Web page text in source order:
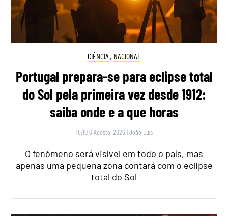
CIÊNCIA , NACIONAL
Portugal prepara-se para eclipse total
do Sol pela primeira vez desde 1912:
saiba onde e a que horas
15:10 6 Agosto, 2026 |João Luís
O fenómeno será visível em todo o país, mas
apenas uma pequena zona contará com o eclipse
total do Sol